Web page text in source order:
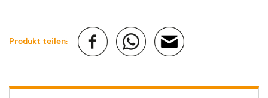
Produkt teilen: